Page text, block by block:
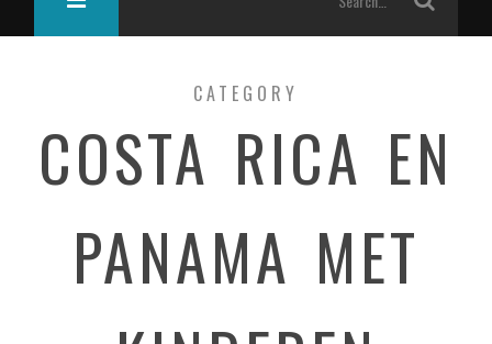
CATEGORY
COSTA RICA EN
PANAMA MET